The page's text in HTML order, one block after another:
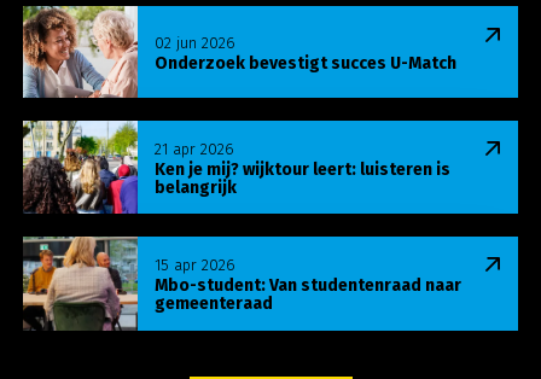
Onderzoek bevestigt succes U-Match
02 jun 2026
Lees meer over Onderzoek bevestigt succes U-
Ken je mij? wijktour leert: luisteren is
belangrijk
21 apr 2026
Lees meer over Ken je mij? wijktour leert:
Mbo-student: Van studentenraad naar
gemeenteraad
15 apr 2026
Lees meer over Mbo-student: Van